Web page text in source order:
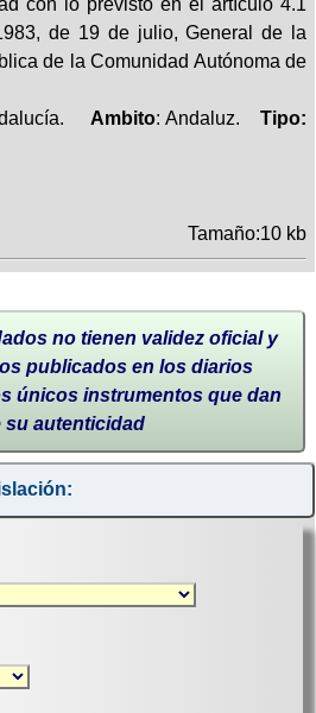
de 19 de julio, General de la
de la Comunidad Autónoma de
Ambito: Andaluz.Tipo:
Tamaño:10 kb
no tienen validez oficial y
publicados en los diarios
únicos instrumentos que dan
su autenticidad